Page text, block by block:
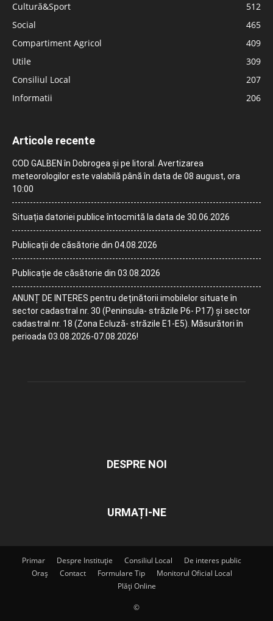
Cultură&Sport
512
Social
465
Compartiment Agricol
409
Utile
309
Consiliul Local
207
Informatii
206
Articole recente
COD GALBEN în Dobrogea și pe litoral. Avertizarea
meteorologilor este valabilă până în data de 08 august, ora
10:00
Situația datoriei publice întocmită la data de 30.06.2026
Publicații de căsătorie din 04.08.2026
Publicație de căsătorie din 03.08.2026
ANUNȚ DE INTERES pentru deținătorii imobilelor situate în
sector cadastral nr. 30 (Peninsula- străzile P6- P17) și sector
cadastral nr. 18 (Zona Ecluză- străzile E1-E5). Măsurători în
perioada 03.08.2026-07.08.2026!
DESPRE NOI
URMAȚI-NE
Primar Despre Instituție Consiliul Local
De interes public
Oraș
Contact Formulare Tip
Monitorul Oficial Local
Plăți Online
©